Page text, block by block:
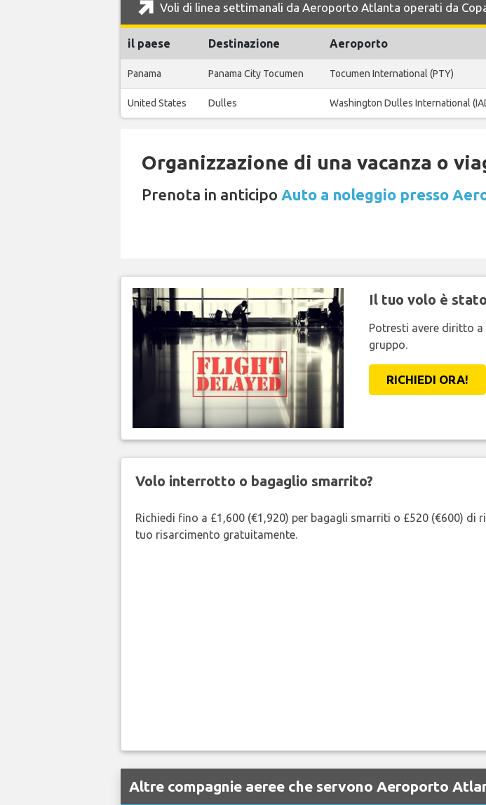
Voli di linea settimanali da Aeroporto Atlanta operati da
il paese Destinazione Aeroporto
Panama Panama City Tocumen Tocumen International (PTY)
United States Dulles Washington Dulles International
Organizzazione di una vacanza o
Prenota in anticipo Auto a noleggio presso
Il tuo volo è
Potresti avere diritto a
gruppo.
RICHIEDI ORA!
Volo interrotto o bagaglio smarrito?
Richiedi fino a £1,600 (€1,920) per bagagli smarriti o £520 (€600)
tuo risarcimento gratuitamente.
Altre compagnie aeree che servono Aeroporto